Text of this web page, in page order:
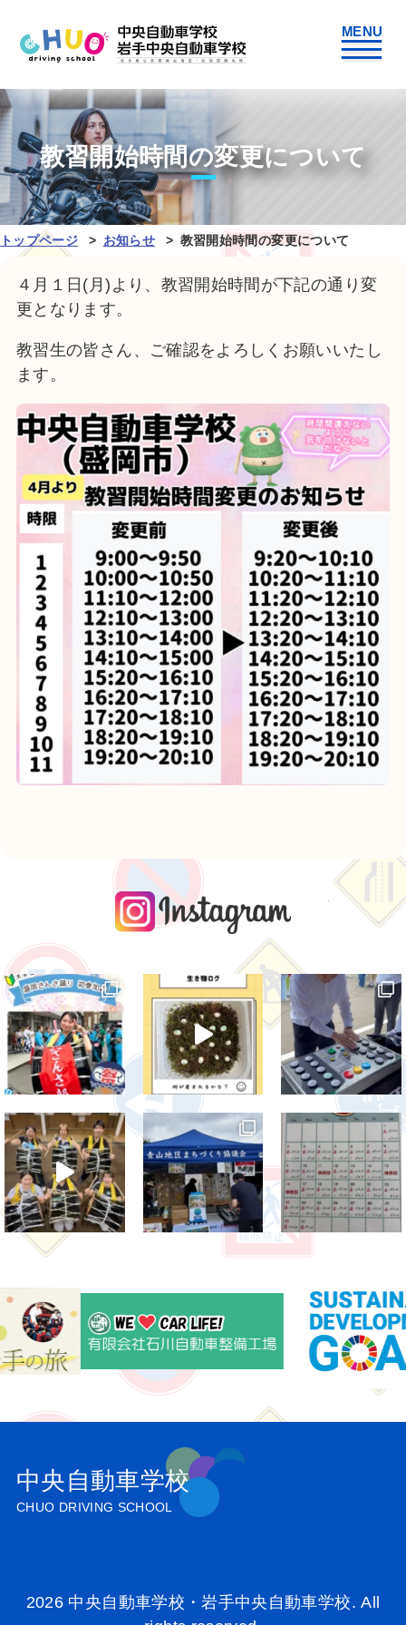
教習開始時間の変更について
トップページ お知らせ 教習開始時間の変更について
４月１日(月)より、教習開始時間が下記の通り変
更となります。
教習生の皆さん、ご確認をよろしくお願いいたし
ます。
中央自動車学校
CHUO DRIVING SCHOOL
2026 中央自動車学校・岩手中央自動車学校. All